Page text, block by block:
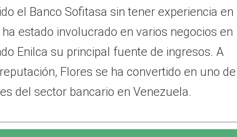
el Banco Sofitasa sin tener experiencia en
estado involucrado en varios negocios en
Enilca su principal fuente de ingresos. A
Flores se ha convertido en uno de
del sector bancario en Venezuela.